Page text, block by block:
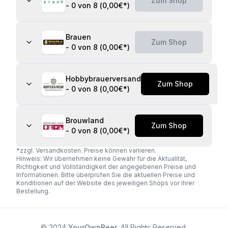
- 0 von 8 (0,00€*)
Brauen
- 0 von 8 (0,00€*)
Zum Shop
Hobbybrauerversand
- 0 von 8 (0,00€*)
Zum Shop
Brouwland
- 0 von 8 (0,00€*)
Zum Shop
*zzgl. Versandkosten. Preise können variieren.
Hinweis: Wir übernehmen keine Gewähr für die Aktualität,
Richtigkeit und Vollständigkeit der angegebenen Preise und
Informationen. Bitte überprüfen Sie die aktuellen Preise und
Konditionen auf der Website des jeweiligen Shops vor Ihrer
Bestellung.